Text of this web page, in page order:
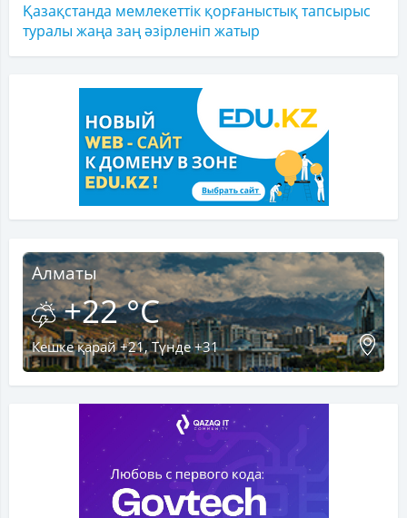
Қазақстанда мемлекеттік қорғаныстық тапсырыс
туралы жаңа заң әзірленіп жатыр
Алматы
+22 °C
Кешке қарай +21, Түнде +31